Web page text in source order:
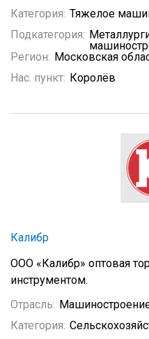
Категория: Тяжелое
Подкатегория:
Регион: Московская
Нас. пункт: Королёв
Калибр
ООО «Калибр» оптовая
инструментом.
Отрасль:
Категория: